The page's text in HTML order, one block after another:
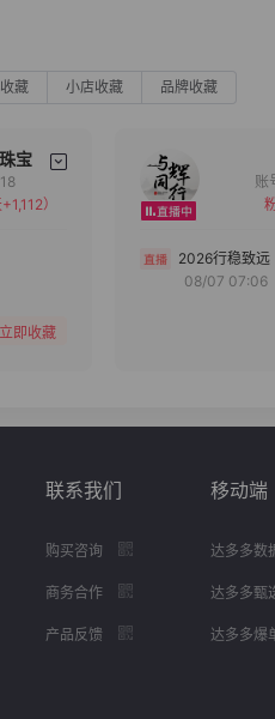
藏 小店收藏 品牌收藏
宝
）
立即收藏
2026行稳致远
08/07 07:06
联系我们
购买咨询
商务合作
产品反馈
移动端
达多多数
达多多甄
达多多爆